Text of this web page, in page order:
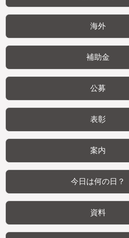
海外
補助金
公募
表彰
案内
今日は何の日？
資料